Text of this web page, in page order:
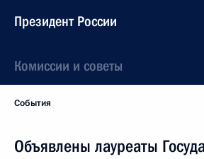
Президент России
Комиссии и советы
События
Объявлены лауреаты